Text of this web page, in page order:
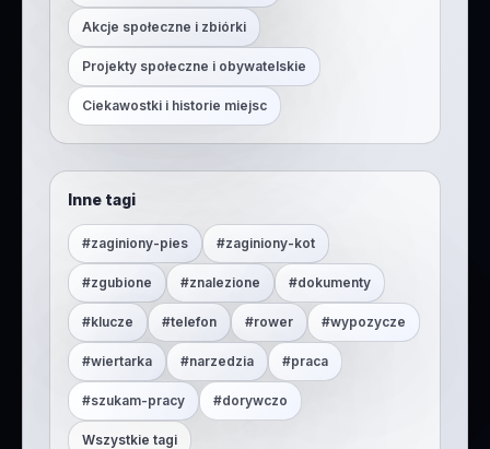
Akcje społeczne i zbiórki
Projekty społeczne i obywatelskie
Ciekawostki i historie miejsc
Inne tagi
#zaginiony-pies #zaginiony-kot
#zgubione #znalezione #dokumenty
#klucze #telefon #rower #wypozycze
#wiertarka #narzedzia #praca
#szukam-pracy #dorywczo
Wszystkie tagi